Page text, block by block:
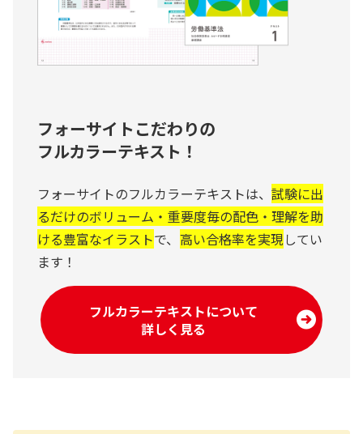
フォーサイトこだわりの
フルカラーテキスト！
フォーサイトのフルカラーテキストは、 試験に出
るだけのボリューム・重要度毎の配色・理解を助
ける豊富なイラストで、 高い合格率を実現 してい
ます！
フルカラーテキストについて
詳しく見る